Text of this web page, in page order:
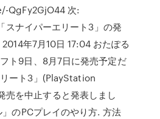
QgFy2GjO44 次:
スナイパーエリート3」の発
年7月10日 17:04 おたぽる
ト9日、8月7日に発売予定だ
ート3」(PlayStation
を中止すると発表しまし
のPCプレイのやり方. 方法